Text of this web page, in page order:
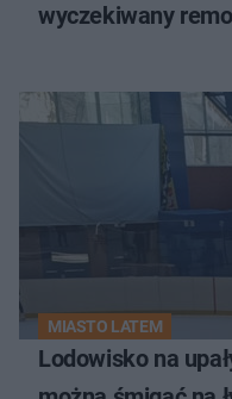
wyczekiwany
MIASTO LATEM
Lodowisko na